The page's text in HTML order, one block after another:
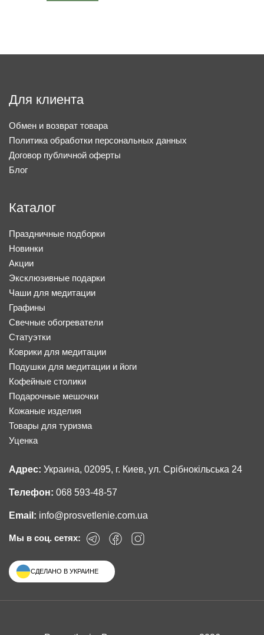
Для клиента
Обмен и возврат товара
Политика обработки персональных данных
Договор публичной оферты
Блог
Каталог
Праздничные подборки
Новинки
Акции
Эксклюзивные подарки
Чаши для медитации
Графины
Свечные обогреватели
Статуэтки
Коврики для медитации
Подушки для медитации и йоги
Кофейные столики
Подарочные мешочки
Кожаные изделия
Товары для туризма
Уценка
Адрес: Украина, 02095, г. Киев, ул. Срібнокільська 24
Телефон: 068 593-48-57
Email: info@prosvetlenie.com.ua
Мы в соц. сетях:
СДЕЛАНО В УКРАИНЕ